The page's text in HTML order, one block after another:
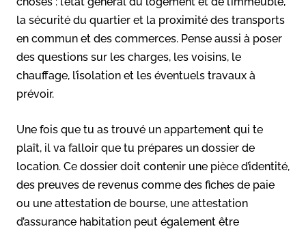
la sécurité du quartier et la proximité des transports
en commun et des commerces. Pense aussi à poser
des questions sur les charges, les voisins, le
chauffage, l’isolation et les éventuels travaux à
prévoir.
Une fois que tu as trouvé un appartement qui te
plaît, il va falloir que tu prépares un dossier de
location. Ce dossier doit contenir une pièce d’identité,
des preuves de revenus comme des fiches de paie
ou une attestation de bourse, une attestation
d’assurance habitation peut également être